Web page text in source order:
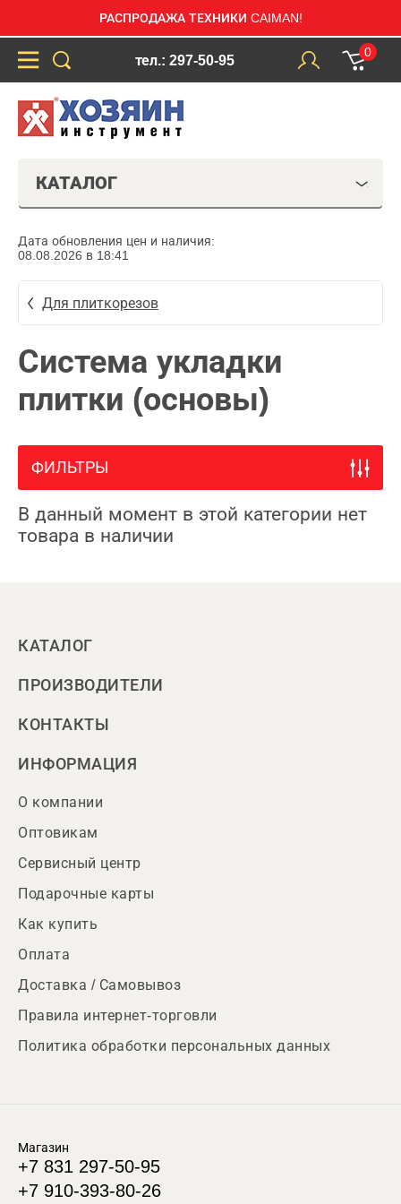
РАСПРОДАЖА ТЕХНИКИ CAIMAN!
тел.: 297-50-95
0
КАТАЛОГ
Дата обновления цен и наличия:
08.08.2026 в 18:41
Для плиткорезов
Система укладки
плитки (основы)
ФИЛЬТРЫ
В данный момент в этой категории нет
товара в наличии
КАТАЛОГ
ПРОИЗВОДИТЕЛИ
КОНТАКТЫ
ИНФОРМАЦИЯ
О компании
Оптовикам
Сервисный центр
Подарочные карты
Как купить
Оплата
Доставка / Самовывоз
Правила интернет-торговли
Политика обработки персональных данных
Магазин
+7 831 297-50-95
+7 910-393-80-26